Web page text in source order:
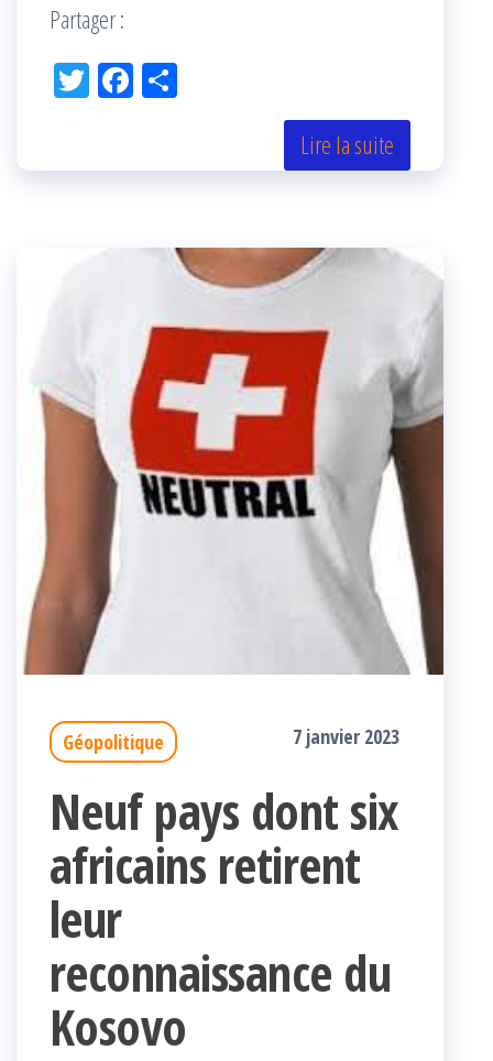
Partager :
Tw Fac
k r
Lire la suite
Géopolitique 7 janvier 2023
Neuf pays dont six
africains retirent
leur
reconnaissance du
Kosovo